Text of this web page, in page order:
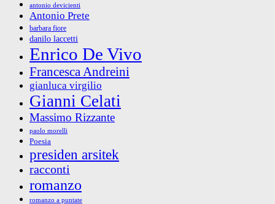
antonio devicienti
Antonio Prete
barbara fiore
danilo laccetti
Enrico De Vivo
Francesca Andreini
gianluca virgilio
Gianni Celati
Massimo Rizzante
paolo morelli
Poesia
presiden arsitek
racconti
romanzo
romanzo a puntate